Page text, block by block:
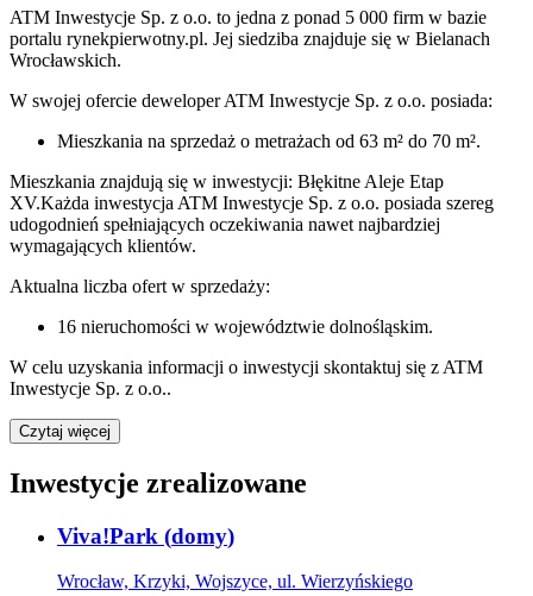
ATM Inwestycje Sp. z o.o. to jedna z ponad 5 000 firm w bazie
portalu rynekpierwotny.pl. Jej siedziba znajduje się w Bielanach
Wrocławskich.
W swojej ofercie deweloper ATM Inwestycje Sp. z o.o. posiada:
Mieszkania na sprzedaż o metrażach od 63 m² do 70 m².
Mieszkania znajdują się w inwestycji: Błękitne Aleje Etap
XV.Każda inwestycja ATM Inwestycje Sp. z o.o. posiada szereg
udogodnień spełniających oczekiwania nawet najbardziej
wymagających klientów.
Aktualna liczba ofert w sprzedaży:
16 nieruchomości w województwie dolnośląskim.
W celu uzyskania informacji o inwestycji skontaktuj się z ATM
Inwestycje Sp. z o.o..
Czytaj więcej
Inwestycje zrealizowane
Viva!Park (domy)
Wrocław, Krzyki, Wojszyce, ul. Wierzyńskiego